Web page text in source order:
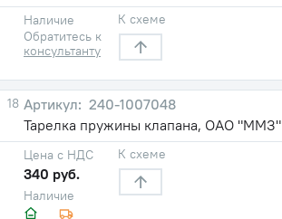
Наличие
Обратитесь к
консультанту
К схеме
18
240-1007048
Тарелка пружины клапана, ОАО "ММЗ"
Наличие
Цена с НДС
340 руб.
К схеме